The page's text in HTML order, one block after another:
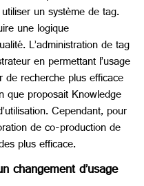
un système de tag.
une logique
L’administration de tag
en permettant l’usage
de recherche plus efficace
que proposait Knowledge
Cependant, pour
de co-production de
plus efficace.
changement d’usage